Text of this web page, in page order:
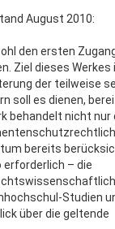
August 2010:
den ersten
Ziel dieses Werkes
der teilweise
soll es dienen,
behandelt nicht nur
bereits
erforderlich – die
Studien
über die geltende